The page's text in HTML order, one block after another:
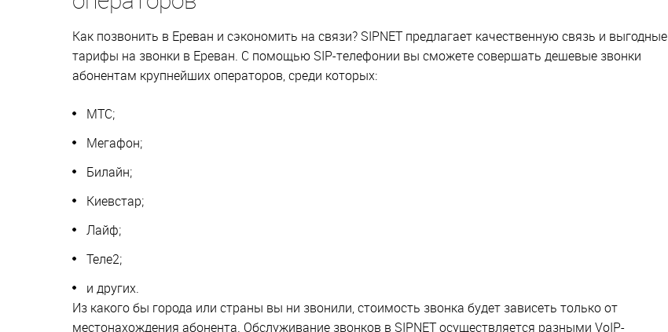
Как позвонить в Ереван и сэкономить на связи? SIPNET предлагает качественную связь и выгодные
тарифы на звонки в Ереван. С помощью SIP-телефонии вы сможете совершать дешевые звонки
абонентам крупнейших операторов, среди которых:
МТС;
Мегафон;
Билайн;
Киевстар;
Лайф;
Теле2;
и других.
Из какого бы города или страны вы ни звонили, стоимость звонка будет зависеть только от
местонахождения абонента. Обслуживание звонков в SIPNET осуществляется разными VoIP-